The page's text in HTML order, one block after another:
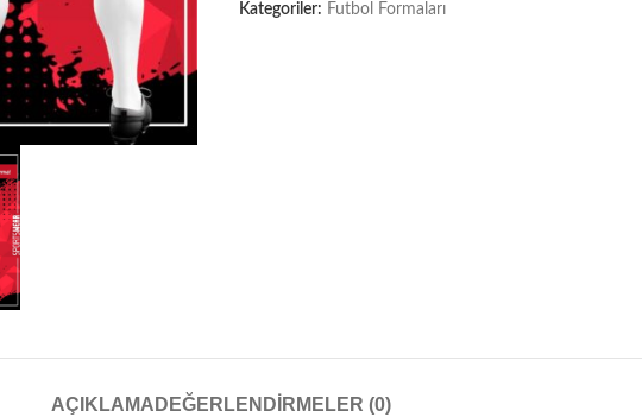
Kategoriler: Futbol Formaları
AÇIKLAMA DEĞERLENDIRMELER (0)